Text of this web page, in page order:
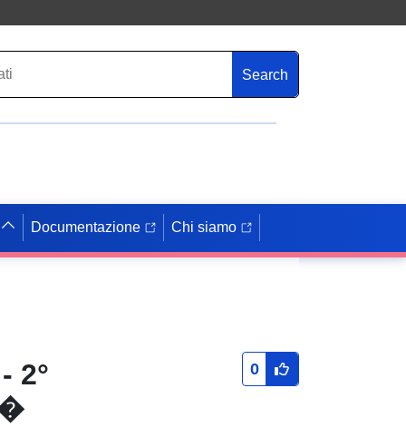
Search
Documentazione Chi siamo
2°
�
0